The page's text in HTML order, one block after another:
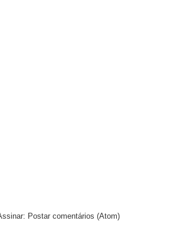
Postar comentários (Atom)